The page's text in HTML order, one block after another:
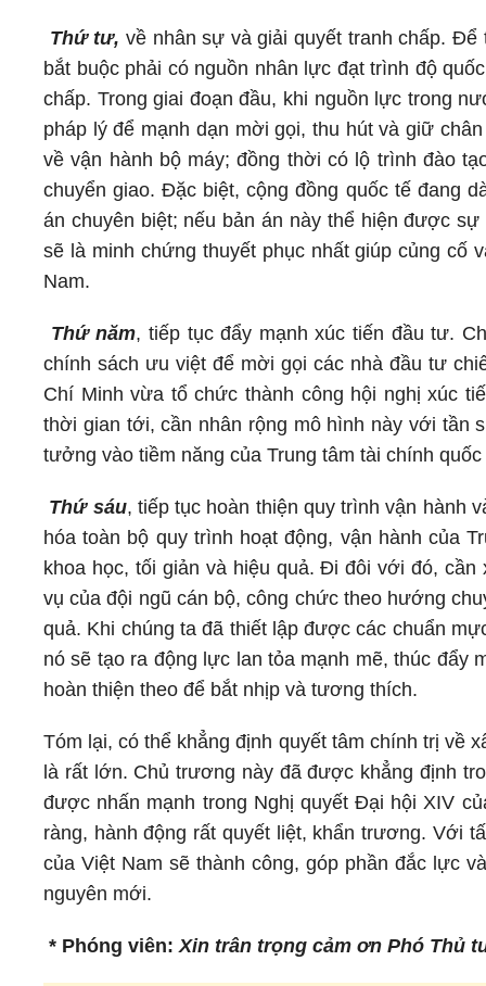
Thứ tư, về nhân sự và giải quyết tranh chấp.
bắt buộc phải có nguồn nhân lực đạt trình độ
chấp. Trong giai đoạn đầu, khi nguồn lực trong
pháp lý để mạnh dạn mời gọi, thu hút và giữ
về vận hành bộ máy; đồng thời có lộ trình đào
chuyển giao. Đặc biệt, cộng đồng quốc tế đang
án chuyên biệt; nếu bản án này thể hiện được
sẽ là minh chứng thuyết phục nhất giúp củng cố
Nam.
Thứ năm, tiếp tục đẩy mạnh xúc tiến đầu tư.
chính sách ưu việt để mời gọi các nhà đầu tư
Chí Minh vừa tổ chức thành công hội nghị xúc
thời gian tới, cần nhân rộng mô hình này với tần
tưởng vào tiềm năng của Trung tâm tài chính
Thứ sáu, tiếp tục hoàn thiện quy trình vận hành
hóa toàn bộ quy trình hoạt động, vận hành của
khoa học, tối giản và hiệu quả. Đi đôi với đó,
vụ của đội ngũ cán bộ, công chức theo hướng
quả. Khi chúng ta đã thiết lập được các chuẩn
nó sẽ tạo ra động lực lan tỏa mạnh mẽ, thúc
hoàn thiện theo để bắt nhịp và tương thích.
Tóm lại, có thể khẳng định quyết tâm chính trị về
là rất lớn. Chủ trương này đã được khẳng định
được nhấn mạnh trong Nghị quyết Đại hội XIV
ràng, hành động rất quyết liệt, khẩn trương. Với
của Việt Nam sẽ thành công, góp phần đắc lực
nguyên mới.
* Phóng viên:Xin trân trọng cảm ơn Phó Thủ